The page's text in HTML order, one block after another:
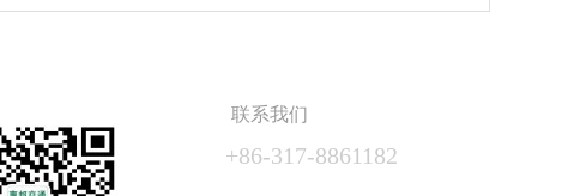
联系我们
+86-317-8861182